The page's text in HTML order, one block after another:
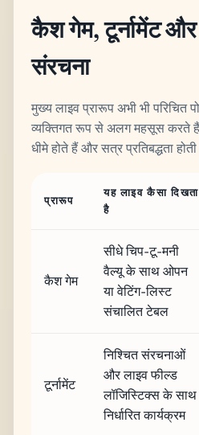
कैश गेम, टूर्नामेंट और
संरचना
मुख्य लाइव प्रारूप अभी भी परिचित
व्यक्तिगत रूप से अलग महसूस करते हैं
धीमे होते हैं और सत्र प्रतिबद्धता
प्रारूप
यह लाइव कैसा दिखता
है
कैश गेम
सीधे चिप-टू-मनी
वैल्यू के साथ ओपन
या वेटिंग-लिस्ट
संचालित टेबल
टूर्नामेंट
निश्चित संरचनाओं
और लाइव फील्ड
लॉजिस्टिक्स के साथ
निर्धारित कार्यक्रम